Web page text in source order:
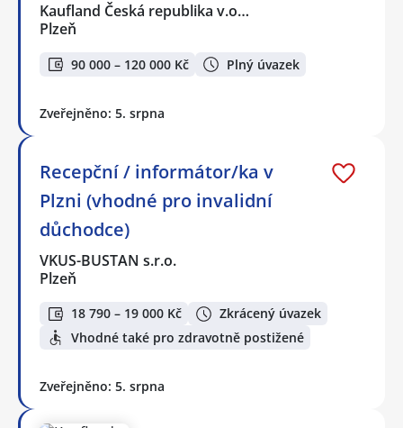
Kaufland Česká republika v.o…
Plzeň
90 000 – 120 000 Kč Plný úvazek
Zveřejněno: 5. srpna
Recepční / informátor/ka v
Plzni (vhodné pro invalidní
důchodce)
VKUS-BUSTAN s.r.o.
Plzeň
18 790 – 19 000 Kč
Zkrácený úvazek
Vhodné také pro zdravotně postižené
Zveřejněno: 5. srpna